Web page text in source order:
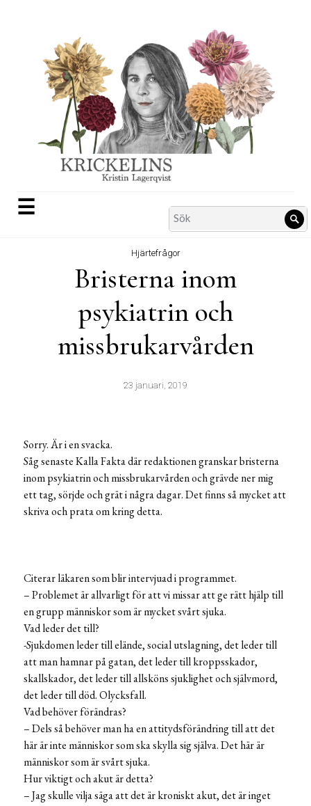
☰
Search
for:
Hjärtefrågor
Bristerna inom
psykiatrin och
missbrukarvården
23 januari, 2019
Sorry. Är i en svacka.
Såg senaste Kalla Fakta där redaktionen granskar bristerna
inom psykiatrin och missbrukarvården och grävde ner mig
ett tag, sörjde och grät i några dagar. Det finns så mycket att
skriva och prata om kring detta.
Citerar läkaren som blir intervjuad i programmet.
– Problemet är allvarligt för att vi missar att ge rätt hjälp till
en grupp människor som är mycket svårt sjuka.
Vad leder det till?
-Sjukdomen leder till elände, social utslagning, det leder till
att man hamnar på gatan, det leder till kroppsskador,
skallskador, det leder till allsköns sjuklighet och självmord,
det leder till död. Olycksfall.
Vad behöver förändras?
– Dels så behöver man ha en attitydsförändring till att det
här är inte människor som ska skylla sig själva. Det här är
människor som är svårt sjuka.
Hur viktigt och akut är detta?
– Jag skulle vilja säga att det är kroniskt akut, det är inget